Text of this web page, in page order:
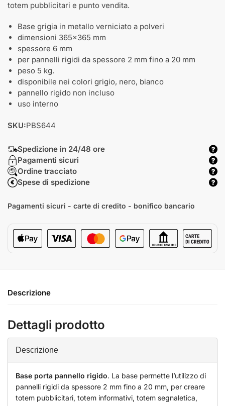
totem pubblicitari e punto vendita.
Base grigia in metallo verniciato a polveri
dimensioni 365x365 mm
spessore 6 mm
per pannelli rigidi da spessore 2 mm fino a 20 mm
peso 5 kg.
disponibile nei colori grigio, nero, bianco
pannello rigido non incluso
uso interno
SKU:PBS644
Spedizione in 24/48 ore
Pagamenti sicuri
Ordine tracciato
Spese di spedizione
Pagamenti sicuri - carte di credito - bonifico bancario
Descrizione
Dettagli prodotto
Descrizione
Base porta pannello rigido. La base permette l’utilizzo di
pannelli rigidi da spessore 2 mm fino a 20 mm, per creare
totem pubblicitari, totem informativi, totem segnaletica,